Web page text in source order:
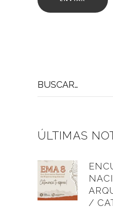
por:
ÚLTIMAS
/